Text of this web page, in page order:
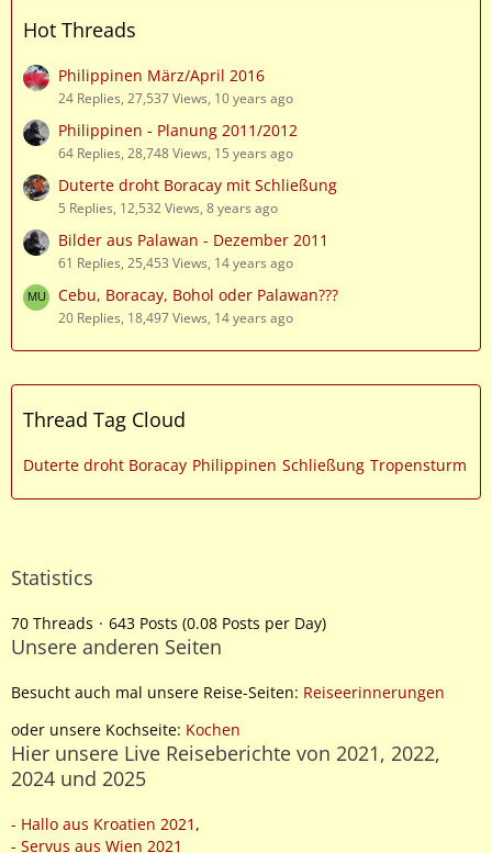
Hot Threads
Philippinen März/April 2016
24 Replies, 27,537 Views, 10 years ago
Philippinen - Planung 2011/2012
64 Replies, 28,748 Views, 15 years ago
Duterte droht Boracay mit Schließung
5 Replies, 12,532 Views, 8 years ago
Bilder aus Palawan - Dezember 2011
61 Replies, 25,453 Views, 14 years ago
Cebu, Boracay, Bohol oder Palawan???
20 Replies, 18,497 Views, 14 years ago
Thread Tag Cloud
Duterte droht Boracay Philippinen Schließung Tropensturm
Statistics
70 Threads 643 Posts (0.08 Posts per Day)
Unsere anderen Seiten
Besucht auch mal unsere Reise-Seiten: Reiseerinnerungen
oder unsere Kochseite: Kochen
Hier unsere Live Reiseberichte von 2021, 2022,
2024 und 2025
- Hallo aus Kroatien 2021 ,
- Servus aus Wien 2021